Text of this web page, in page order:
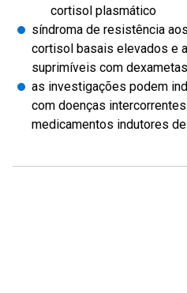
cortisol plasmático
síndroma de resistência
cortisol basais elevados e
suprimíveis com
as investigações podem
com doenças
medicamentos indutores